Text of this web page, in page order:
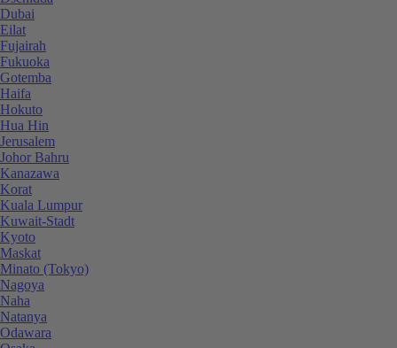
Dubai
Eilat
Fujairah
Fukuoka
Gotemba
Haifa
Hokuto
Hua Hin
Jerusalem
Johor Bahru
Kanazawa
Korat
Kuala Lumpur
Kuwait-Stadt
Kyoto
Maskat
Minato (Tokyo)
Nagoya
Naha
Natanya
Odawara